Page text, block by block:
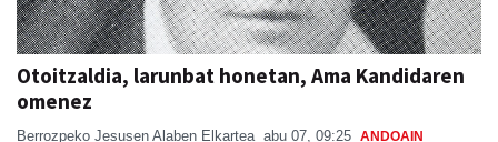
Otoitzaldia, larunbat honetan, Ama Kandidaren
omenez
Berrozpeko Jesusen Alaben Elkartea abu 07, 09:25 ANDOAIN